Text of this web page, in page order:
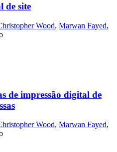
de site
Wood, Marwan Fayed,
de impressão digital de
Wood, Marwan Fayed,